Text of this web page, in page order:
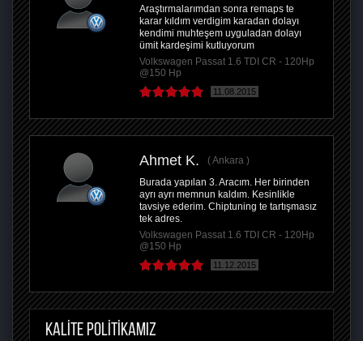
Araştırmalarımdan sonra remaps te
karar kıldım verdigim karadan dolayı
kendimi muhteşem uyguladan dolayı
ümit kardeşimi kutluyorum
Volkswagen Passat 1.6 TDI CR - 120Hp
@150 Hp
11.08.2015
Ahmet K.
Ankara
Burada yapılan 3. Aracım. Her birinden
ayrı ayrı memnun kaldım. Kesinlikle
tavsiye ederim. Chiptuning te tartışmasız
tek adres.
Volkswagen Passat 1.6 TDI CR - 120Hp
@150 Hp
11.12.2015
KALİTE POLİTİKAMIZ